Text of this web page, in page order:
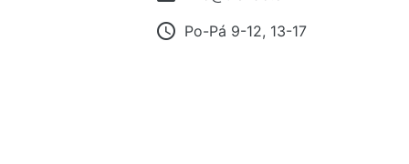
access_time Po-Pá 9-12, 13-17